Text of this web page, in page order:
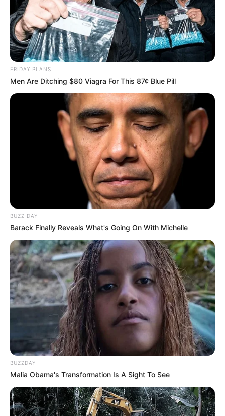
FRIDAY PLANS
Men Are Ditching $80 Viagra For This 87¢ Blue Pill
BUZZ DAY
Barack Finally Reveals What's Going On With Michelle
BUZZDAY
Malia Obama's Transformation Is A Sight To See